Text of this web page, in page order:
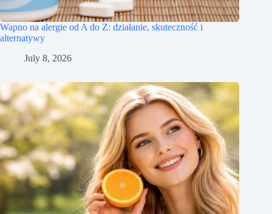
Wapno na alergie od A do Z: działanie, skuteczność i
alternatywy
July 8, 2026